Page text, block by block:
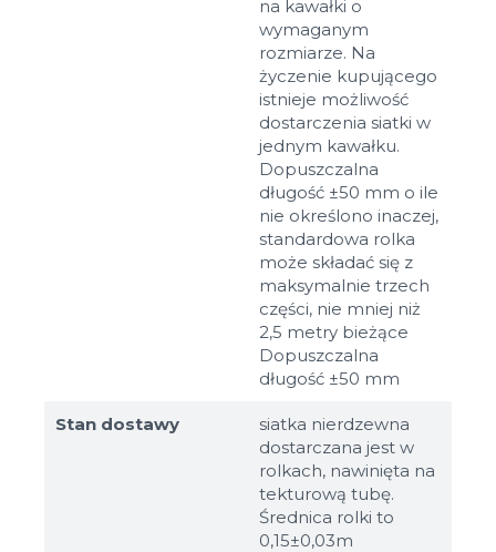
na kawałki o
wymaganym
rozmiarze. Na
życzenie kupującego
istnieje możliwość
dostarczenia siatki w
jednym kawałku.
Dopuszczalna
długość ±50 mm o ile
nie określono inaczej,
standardowa rolka
może składać się z
maksymalnie trzech
części, nie mniej niż
2,5 metry bieżące
Dopuszczalna
długość ±50 mm
Stan dostawy
siatka nierdzewna
dostarczana jest w
rolkach, nawinięta na
tekturową tubę.
Średnica rolki to
0,15±0,03m